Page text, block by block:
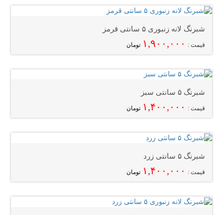
شبرنگ لانه زنبوری ۵ سانتی قرمز
قیمت : ۱,۹۰۰,۰۰۰ تومان
شبرنگ ۵ سانتی سبز
قیمت : ۱,۴۰۰,۰۰۰ تومان
شبرنگ ۵ سانتی زرد
قیمت : ۱,۴۰۰,۰۰۰ تومان